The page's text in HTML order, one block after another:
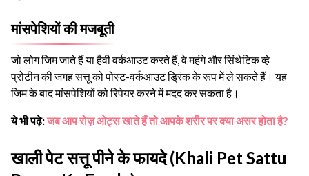
मांसपेशियों की मजबूती
जो लोग जिम जाते हैं या हैवी वर्कआउट करते हैं, वे महंगे और सिंथेटिक व्हे
प्रोटीन की जगह सत्तू को पोस्ट-वर्कआउट ड्रिंक के रूप में ले सकते हैं। यह
जिम के बाद मांसपेशियों को रिपेयर करने में मदद कर सकता है।
ये भी पढ़े:जब आप रोज़ ओट्स खाते हैं तो आपके शरीर पर क्या असर होता है?
खाली पेट सत्तू पीने के फायदे (Khali Pet Sattu